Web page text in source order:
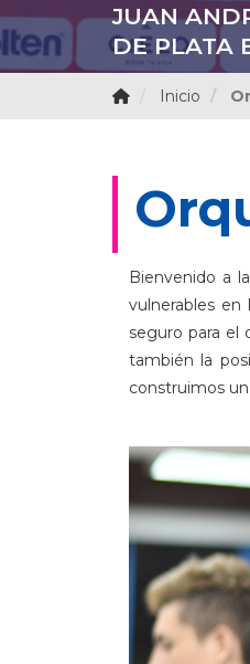
JUAN
DE PLATA
UDES
DEL
DEL ARTE,
GESTIÓN
TALENTOS
Inicio
Bienvenido a
vulnerables en
seguro para el
también la
construimos